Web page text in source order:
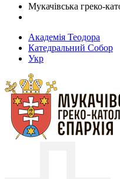
Мукачівська греко-
Академія Теодора
Катедральний Собор
Укр